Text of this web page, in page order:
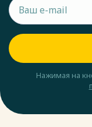
Нажимая на